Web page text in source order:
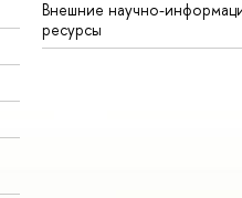
Внешние научно-
ресурсы